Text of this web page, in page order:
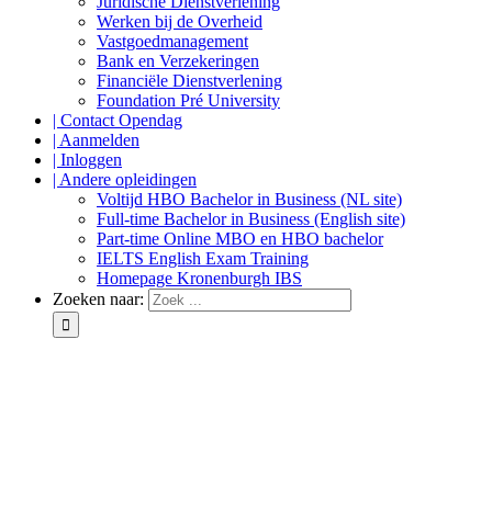
Werken bij de Overheid
Vastgoedmanagement
Bank en Verzekeringen
Financiële Dienstverlening
Foundation Pré University
| Contact Opendag
| Aanmelden
| Inloggen
| Andere opleidingen
Voltijd HBO Bachelor in Business (NL site)
Full-time Bachelor in Business (English site)
Part-time Online MBO en HBO bachelor
IELTS English Exam Training
Homepage Kronenburgh IBS
Zoeken naar: